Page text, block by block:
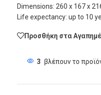
Dimensions: 260 x 167 x
Life expectancy: up to 10
Προσθήκη στα
3 βλέπουν το